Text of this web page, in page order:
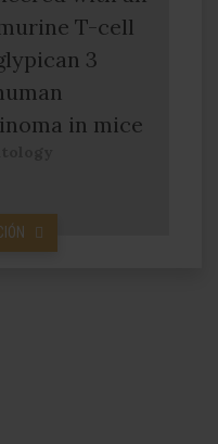
T-cell
3
in mice